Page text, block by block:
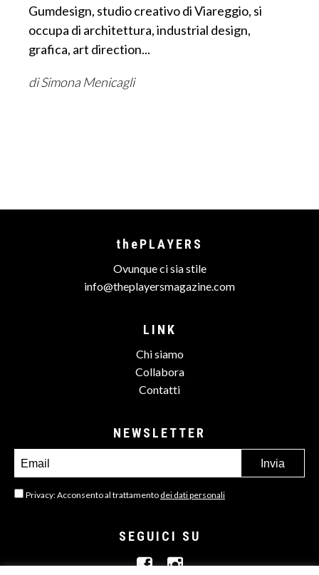
Gumdesign, studio creativo di Viareggio, si
occupa di architettura, industrial design,
grafica, art direction...
di Simona Menicagli
thePLAYERS
Ovunque ci sia stile
info@theplayersmagazine.com
LINK
Chi siamo
Collabora
Contatti
NEWSLETTER
Privacy: Acconsento al trattamento dei dati personali
SEGUICI SU